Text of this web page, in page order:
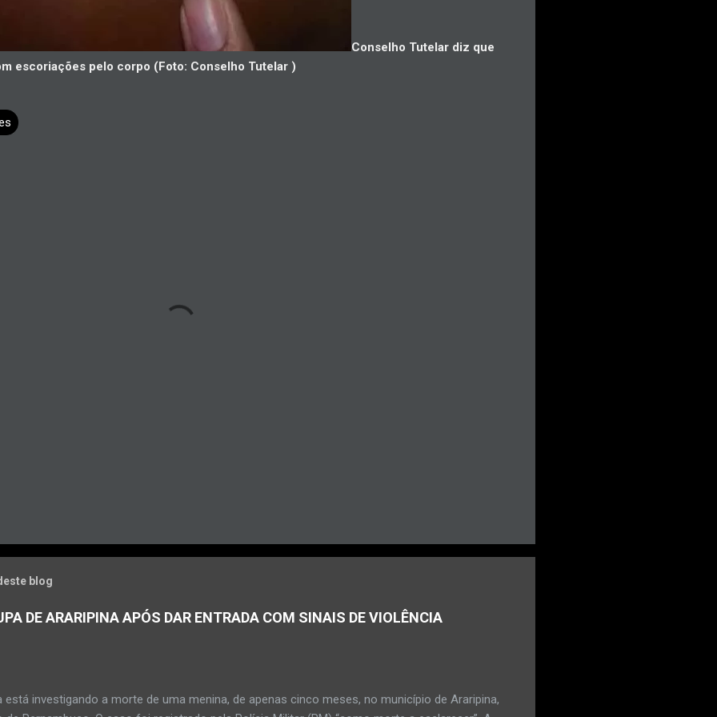
Conselho Tutelar diz que
escoriações pelo corpo (Foto: Conselho Tutelar )
blog
DE ARARIPINA APÓS DAR ENTRADA COM SINAIS DE VIOLÊNCIA
está investigando a morte de uma menina, de apenas cinco meses, no município de Araripina,